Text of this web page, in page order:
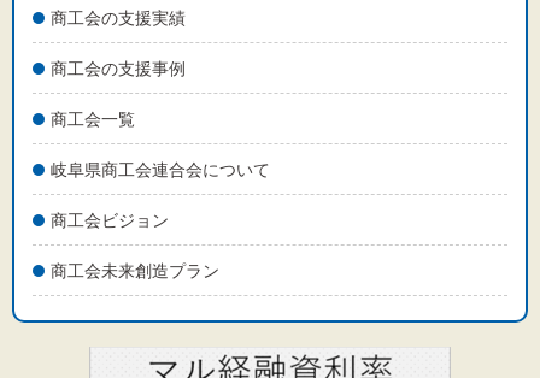
商工会の支援実績
商工会の支援事例
商工会一覧
岐阜県商工会連合会について
商工会ビジョン
商工会未来創造プラン